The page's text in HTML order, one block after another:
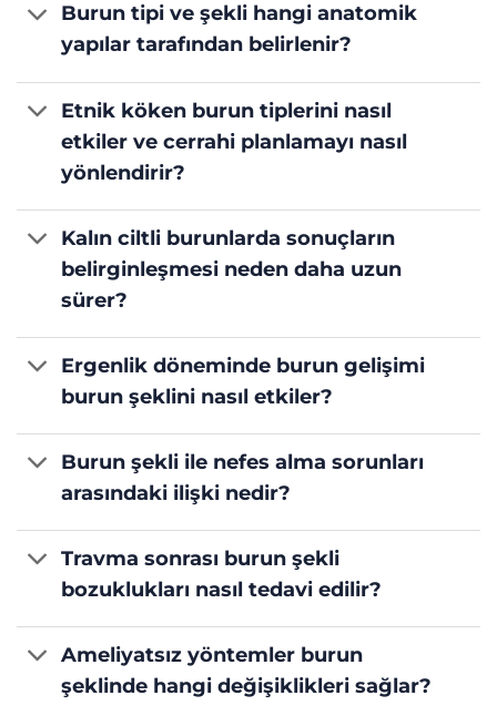
Burun tipi ve şekli hangi anatomik
yapılar tarafından belirlenir?
Etnik köken burun tiplerini nasıl
etkiler ve cerrahi planlamayı nasıl
yönlendirir?
Kalın ciltli burunlarda sonuçların
belirginleşmesi neden daha uzun
sürer?
Ergenlik döneminde burun gelişimi
burun şeklini nasıl etkiler?
Burun şekli ile nefes alma sorunları
arasındaki ilişki nedir?
Travma sonrası burun şekli
bozuklukları nasıl tedavi edilir?
Ameliyatsız yöntemler burun
şeklinde hangi değişiklikleri sağlar?